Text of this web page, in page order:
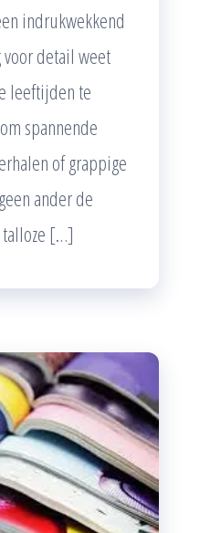
indrukwekkend
voor detail weet
leeftijden te
spannende
of grappige
ander de
talloze […]